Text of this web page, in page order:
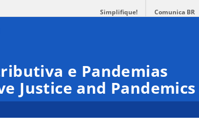
Simplifique! Comunica BR
e Pandemias
Justice and Pandemics